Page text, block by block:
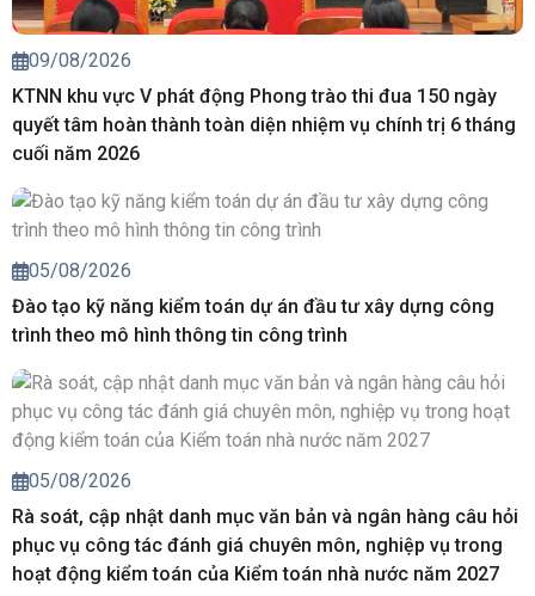
09/08/2026
KTNN khu vực V phát động Phong trào thi đua 150 ngày
quyết tâm hoàn thành toàn diện nhiệm vụ chính trị 6 tháng
cuối năm 2026
05/08/2026
Đào tạo kỹ năng kiểm toán dự án đầu tư xây dựng công
trình theo mô hình thông tin công trình
05/08/2026
Rà soát, cập nhật danh mục văn bản và ngân hàng câu hỏi
phục vụ công tác đánh giá chuyên môn, nghiệp vụ trong
hoạt động kiểm toán của Kiểm toán nhà nước năm 2027